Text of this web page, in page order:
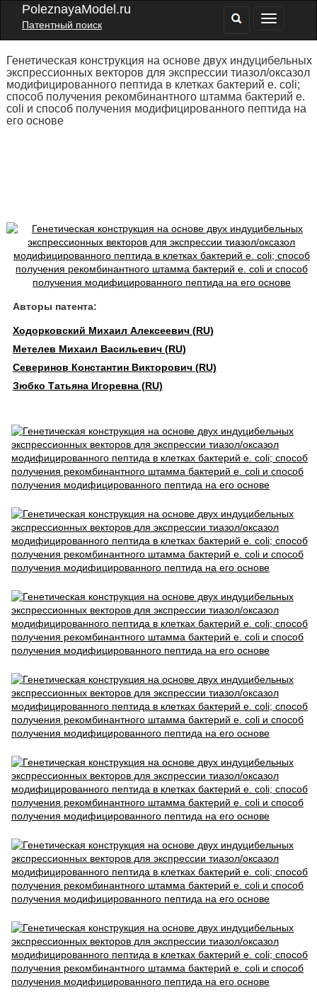
PoleznayaModel.ru
Патентный поиск
Генетическая конструкция на основе двух индуцибельных
экспрессионных векторов для экспрессии тиазол/оксазол
модифицированного пептида в клетках бактерий e. coli;
способ получения рекомбинантного штамма бактерий e.
coli и способ получения модифицированного пептида на
его основе
Авторы патента:
Ходорковский Михаил Алексеевич (RU)
Метелев Михаил Васильевич (RU)
Северинов Константин Викторович (RU)
Зюбко Татьяна Игоревна (RU)